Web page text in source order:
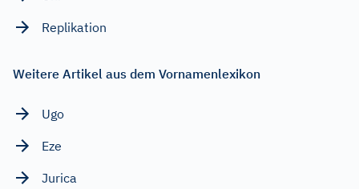
Replikation
Weitere Artikel aus dem Vornamenlexikon
Ugo
Eze
Jurica